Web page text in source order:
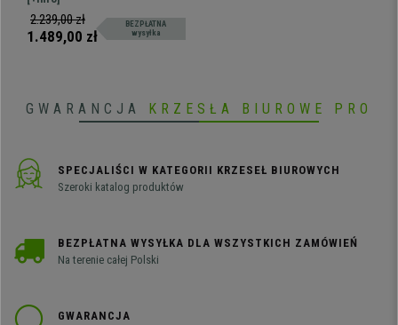
z siedziskami z perforowanego
tworzywa sztucznego. Bardzo
2.239,00 zł
1.489,00 zł
BEZPŁATNA
wysyłka
GWARANCJA KRZESŁA BIUROWE PRO
SPECJALIŚCI W KATEGORII KRZESEŁ BIUROWYCH
Szeroki katalog produktów
BEZPŁATNA WYSYŁKA DLA WSZYSTKICH ZAMÓWIEŃ
Na terenie całej Polski
GWARANCJA